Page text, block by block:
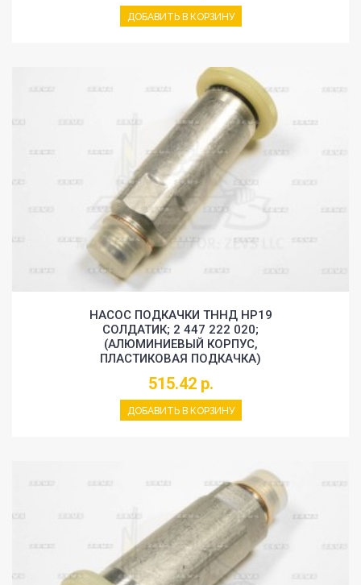
ДОБАВИТЬ В КОРЗИНУ
НАСОС ПОДКАЧКИ ТННД HP19
СОЛДАТИК; 2 447 222 020;
(АЛЮМИНИЕВЫЙ КОРПУС,
ПЛАСТИКОВАЯ ПОДКАЧКА)
515.42 р.
ДОБАВИТЬ В КОРЗИНУ